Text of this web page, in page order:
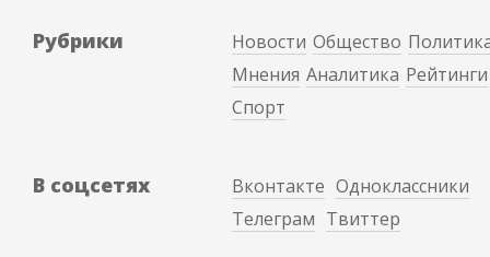
Рубрики Новости Общество
Мнения Аналитика Рейтинги
Спорт
В соцсетях Вконтакте Одноклассники
Телеграм Твиттер